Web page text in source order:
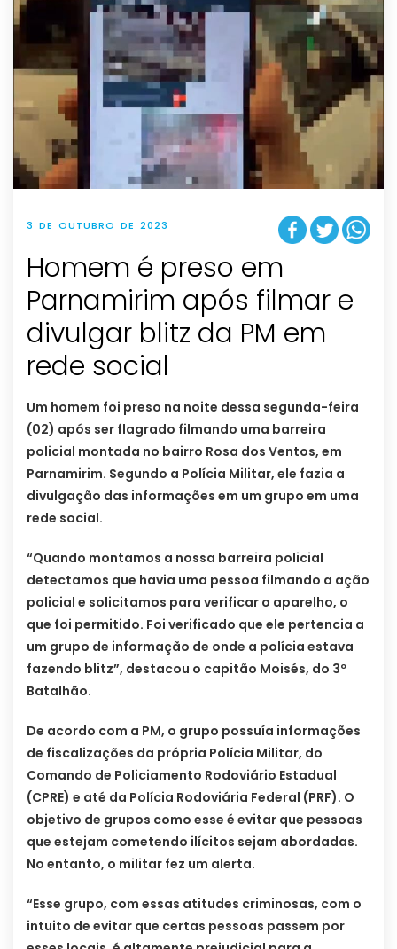
3 DE OUTUBRO DE 2023
Homem é preso em
Parnamirim após filmar e
divulgar blitz da PM em
rede social
Um homem foi preso na noite dessa segunda-feira
(02) após ser flagrado filmando uma barreira
policial montada no bairro Rosa dos Ventos, em
Parnamirim. Segundo a Polícia Militar, ele fazia a
divulgação das informações em um grupo em uma
rede social.
“Quando montamos a nossa barreira policial
detectamos que havia uma pessoa filmando a ação
policial e solicitamos para verificar o aparelho, o
que foi permitido. Foi verificado que ele pertencia a
um grupo de informação de onde a polícia estava
fazendo blitz”, destacou o capitão Moisés, do 3º
Batalhão.
De acordo com a PM, o grupo possuía informações
de fiscalizações da própria Polícia Militar, do
Comando de Policiamento Rodoviário Estadual
(CPRE) e até da Polícia Rodoviária Federal (PRF). O
objetivo de grupos como esse é evitar que pessoas
que estejam cometendo ilícitos sejam abordadas.
No entanto, o militar fez um alerta.
“Esse grupo, com essas atitudes criminosas, com o
intuito de evitar que certas pessoas passem por